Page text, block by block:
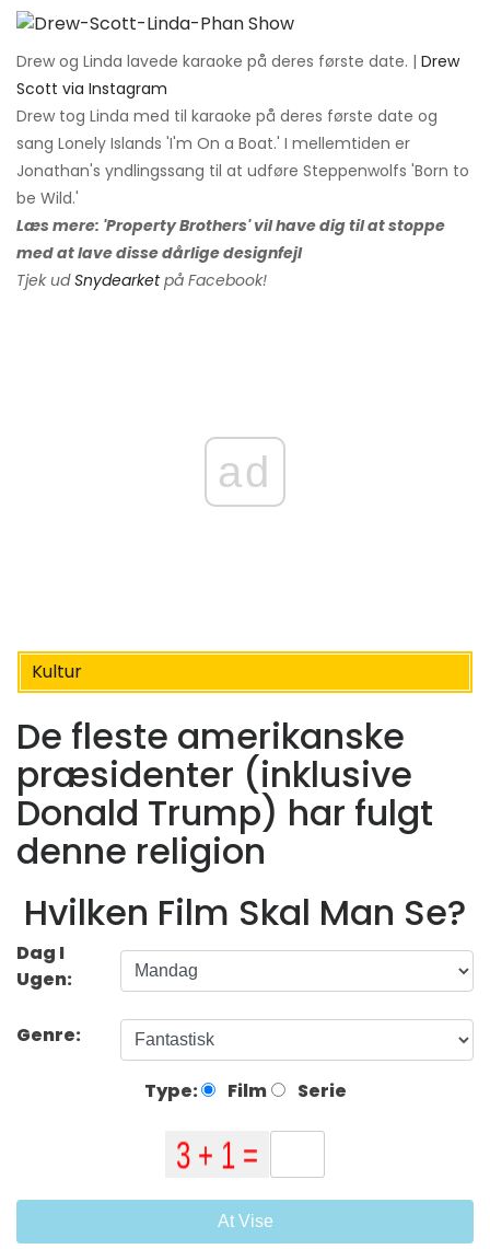
Drew og Linda lavede karaoke på deres første date. | Drew
Scott via Instagram
Drew tog Linda med til karaoke på deres første date og
sang Lonely Islands 'I'm On a Boat.' I mellemtiden er
Jonathan's yndlingssang til at udføre Steppenwolfs 'Born to
be Wild.'
Læs mere: 'Property Brothers' vil have dig til at stoppe
med at lave disse dårlige designfejl
Tjek udSnydearketpå Facebook!
ad
Kultur
De fleste amerikanske
præsidenter (inklusive
Donald Trump) har fulgt
denne religion
Hvilken Film Skal Man Se?
Dag I
Ugen:
Genre:
Type: Film Serie
At Vise